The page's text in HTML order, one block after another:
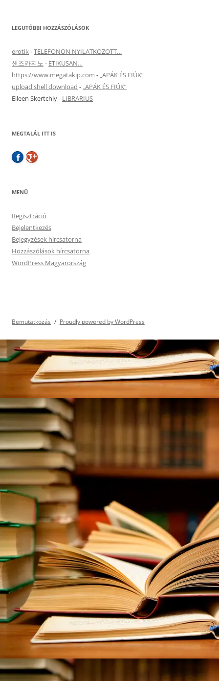
LEGUTÓBBI HOZZÁSZÓLÁSOK
erotik-TELEFONON NYILATKOZOTT…
샌즈카지노 - ETIKUSAN…
https://www.megatakip.com - „APÁK ÉS FIÚK”
upload shell download - „APÁK ÉS FIÚK”
Eileen Skertchly- LIBRARIUS
MEGTALÁL ITT IS
MENÜ
Regisztráció
Bejelentkezés
Bejegyzések hírcsatorna
Hozzászólások hírcsatorna
WordPress Magyarország
Bemutatkozás Proudly powered by WordPress